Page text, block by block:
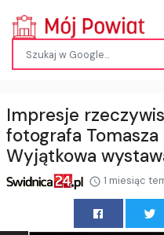
Impresje
fotografa
Wyjątkowa
1 miesiąc